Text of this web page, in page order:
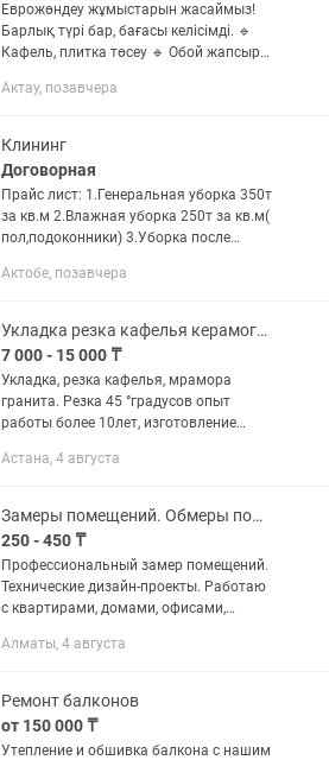
Еврожөндеу жұмыстарын жасаймыз!
Барлық түрі бар, бағасы келісімді. 🔹
Кафель, плитка төсеу 🔹 Обой жапсыру
Ламинат, линолеум, паркет төсеу 🔹
Актау, позавчера
Клининг
Договорная
Прайс лист: 1.Генеральная уборка 350т
за кв.м 2.Влажная уборка 250т за кв.м(
пол,подоконники) 3.Уборка после
и помещений 5. Уборка кухни 5.Мытья
Актобе, позавчера
Укладка резка кафелья керамогранита
7 000 - 15 000 ₸
Укладка, резка кафелья, мрамора
гранита. Резка 45 °градусов опыт
работы более 10лет, изготовление
керамогранита. Укладки
мозаики,...
Астана, 4 августа
Замеры помещений. Обмеры помещений. Технический дизайн проект. Планировки.
250 - 450 ₸
Профессиональный замер помещений.
Технические дизайн-проекты. Работаю
с квартирами, домами, офисами,
бутиками и другими объектами. Все
Алматы, 4 августа
Ремонт балконов
от 150 000 ₸
Утепление и обшивка балкона с нашим